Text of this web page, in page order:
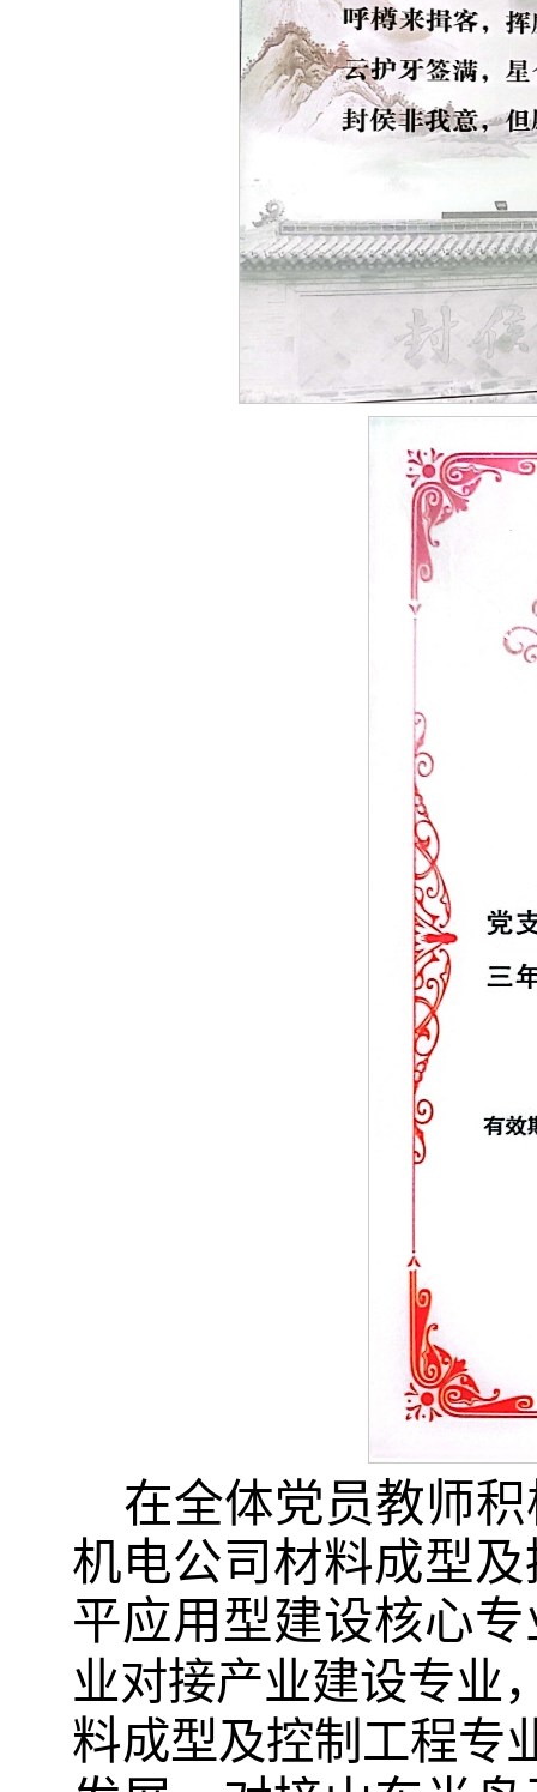
在全体党员教师
机电公司材料成型
平应用型建设核心专
业对接产业建设专业
料成型及控制工程专